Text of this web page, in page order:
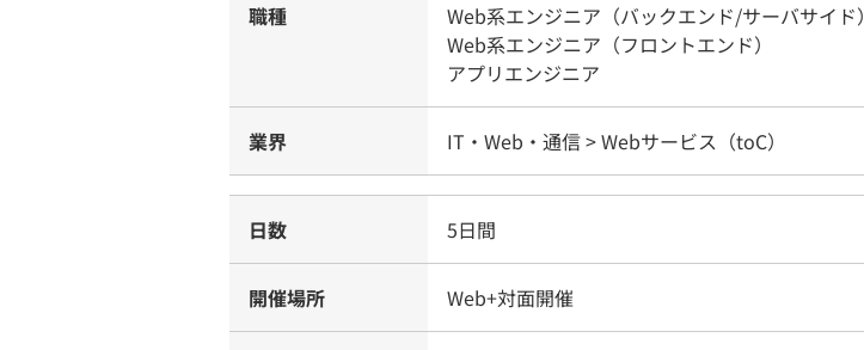
職種
Web系エンジニア（バックエンド/サーバサイド）
Web系エンジニア（フロントエンド）
アプリエンジニア
業界 IT・Web・通信 > Webサービス（toC）
日数 5日間
開催場所 Web+対面開催